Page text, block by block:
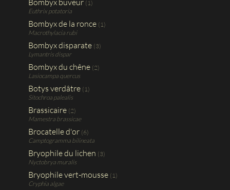
(1)
Euthrix potatoria
Bombyx de la ronce (1)
Macrothylacia rubi
Bombyx disparate (3)
Lymantris dispar
Bombyx du chêne (2)
Lasiocampa quercus
Botys verdâtre (1)
Sitochroa palealis
Brassicaire (2)
Mamestra brassicae
Brocatelle d'or (6)
Camptogramma bilineata
Bryophile du lichen (3)
Nyctobrya muralis
Bryophile vert-mousse (1)
Cryphia algae